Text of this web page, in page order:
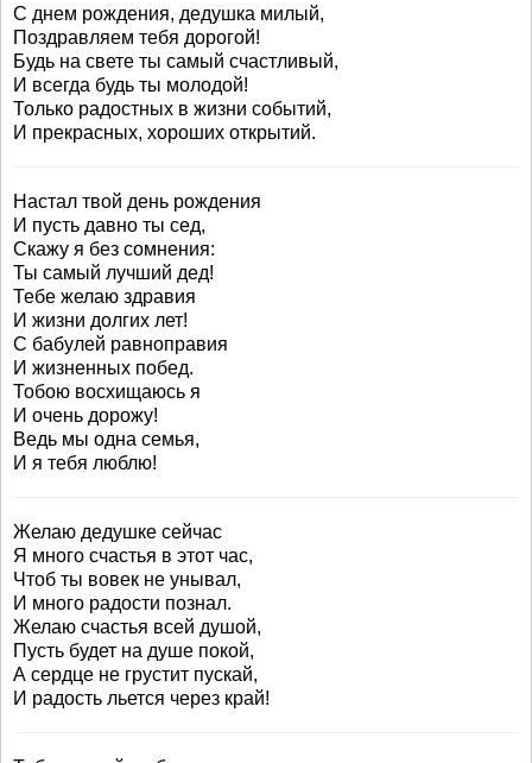
С днем рождения, дедушка милый,
Поздравляем тебя дорогой!
Будь на свете ты самый счастливый,
И всегда будь ты молодой!
Только радостных в жизни событий,
И прекрасных, хороших открытий.
Настал твой день рождения
И пусть давно ты сед,
Скажу я без сомнения:
Ты самый лучший дед!
Тебе желаю здравия
И жизни долгих лет!
С бабулей равноправия
И жизненных побед.
Тобою восхищаюсь я
И очень дорожу!
Ведь мы одна семья,
И я тебя люблю!
Желаю дедушке сейчас
Я много счастья в этот час,
Чтоб ты вовек не унывал,
И много радости познал.
Желаю счастья всей душой,
Пусть будет на душе покой,
А сердце не грустит пускай,
И радость льется через край!